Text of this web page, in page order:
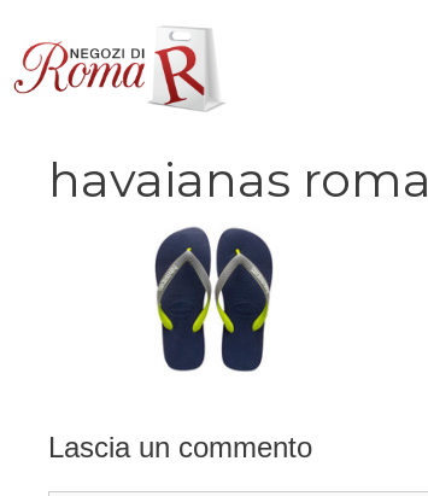
contenuto
havaianas roma
Lascia un commento